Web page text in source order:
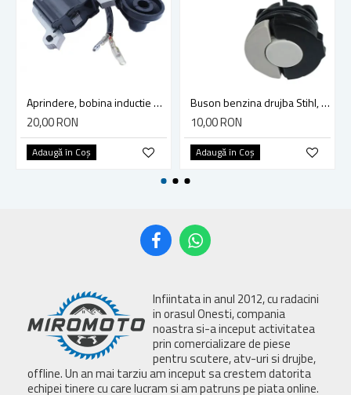
Aprindere, bobina inductie motocoasa chinezeasca TL43 TL 52, Ruris Dac 210, Dac 310
20,00 RON
Adaugă în Coş
Buson benzina drujba Stihl, model cu clapeta
10,00 RON
Adaugă în Coş
Infiintata in anul 2012, cu radacini
in orasul Onesti, compania
noastra si-a inceput activitatea
prin comercializare de piese
pentru scutere, atv-uri si drujbe,
offline. Un an mai tarziu am inceput sa crestem datorita
echipei tinere cu care lucram si am patruns pe piata online.